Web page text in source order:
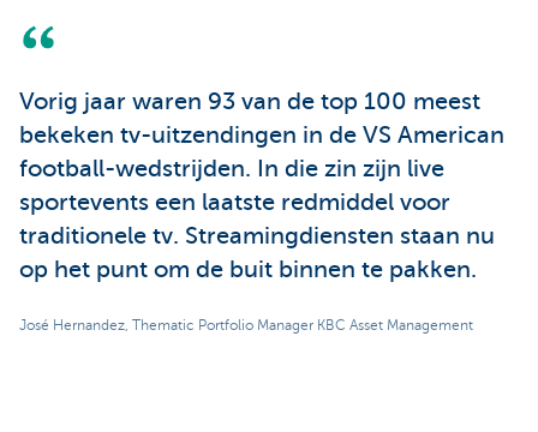
Vorig jaar waren 93 van de top 100 meest
bekeken tv-uitzendingen in de VS American
football-wedstrijden. In die zin zijn live
sportevents een laatste redmiddel voor
traditionele tv. Streamingdiensten staan nu
op het punt om de buit binnen te pakken.
José Hernandez, Thematic Portfolio Manager KBC Asset Management